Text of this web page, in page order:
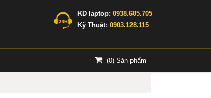
KD laptop:0938.605.705
Kỹ Thuật:0903.128.115
(0) Sản phẩm